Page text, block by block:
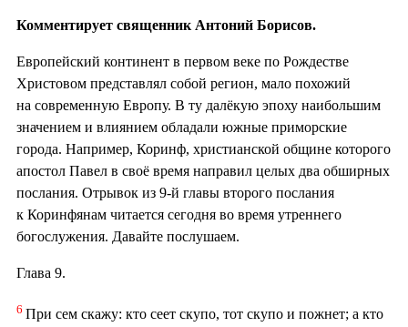
Комментирует священник Антоний Борисов.
Европейский континент в первом веке по Рождестве
Христовом представлял собой регион, мало похожий
на современную Европу. В ту далёкую эпоху наибольшим
значением и влиянием обладали южные приморские
города. Например, Коринф, христианской общине которого
апостол Павел в своё время направил целых два обширных
послания. Отрывок из 9-й главы второго послания
к Коринфянам читается сегодня во время утреннего
богослужения. Давайте послушаем.
Глава 9.
6 При сем скажу: кто сеет скупо, тот скупо и пожнет; а кто